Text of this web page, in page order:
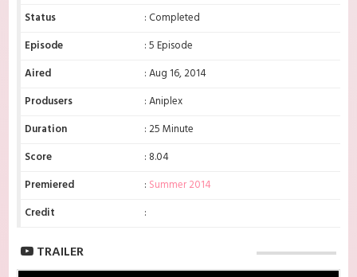
Status
: Completed
Episode
: 5 Episode
Aired
: Aug 16, 2014
Produsers
: Aniplex
Duration
: 25 Minute
Score
: 8.04
Premiered
: Summer 2014
Credit
:
TRAILER